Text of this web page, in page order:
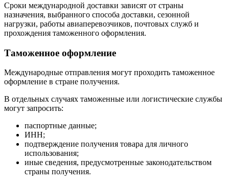
Сроки международной доставки зависят от страны
назначения, выбранного способа доставки, сезонной
нагрузки, работы авиаперевозчиков, почтовых служб и
прохождения таможенного оформления.
Таможенное оформление
Международные отправления могут проходить таможенное
оформление в стране получения.
В отдельных случаях таможенные или логистические службы
могут запросить:
паспортные данные;
ИНН;
подтверждение получения товара для личного
использования;
иные сведения, предусмотренные законодательством
страны получения.